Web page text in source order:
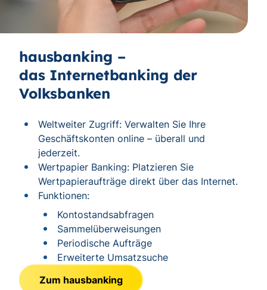
hausbanking –
das Internetbanking der
Volksbanken
Weltweiter Zugriff: Verwalten Sie Ihre
Geschäftskonten online – überall und
jederzeit.
Wertpapier Banking: Platzieren Sie
Wertpapieraufträge direkt über das Internet.
Funktionen:
Kontostandsabfragen
Sammelüberweisungen
Periodische Aufträge
Erweiterte Umsatzsuche
Zum hausbanking